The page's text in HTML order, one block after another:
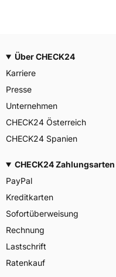
Über CHECK24
Karriere
Presse
Unternehmen
CHECK24 Österreich
CHECK24 Spanien
CHECK24 Zahlungsarten
PayPal
Kreditkarten
Sofortüberweisung
Rechnung
Lastschrift
Ratenkauf